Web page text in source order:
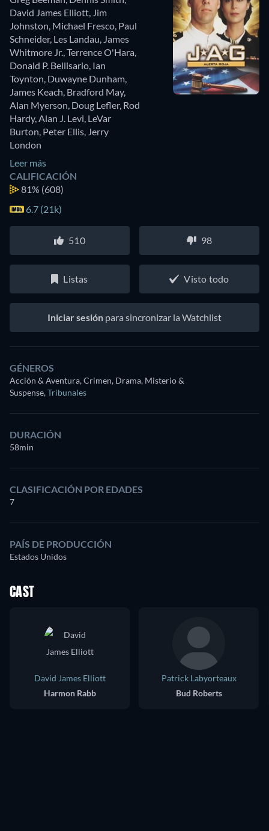
David James Elliott Jim
Johnston Michael Fresco Paul
Schneider, Les Landau James
Whitmore Jr. Terrence O'Hara
Donald P. Bellisario Ian
Toynton Duwayne Dunham
James Keach Bradford May,
Alan Myerson Doug Lefler, Rod
Hardy, Alan J. Levi LeVar
Burton Peter Ellis Jerry
London
Leer más
CALIFICACIÓN
81% (608)
6.7 (21k)
510 98
Listas Visto todo
Iniciar sesión para sincronizar la Watchlist
GÉNEROS
Acción & Aventura, Crimen, Drama, Misterio &
Suspense,Tribunales
DURACIÓN
58min
CLASIFICACIÓN POR EDADES
7
PAÍS DE PRODUCCIÓN
Estados Unidos
CAST
David James Elliott
Harmon Rabb
Patrick Labyorteaux
Bud Roberts